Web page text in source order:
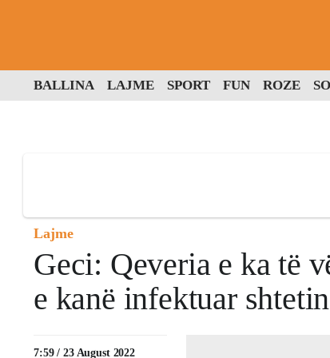
BALLINA LAJME SPORT FUN ROZE
Lajme
Geci: Qeveria e ka të
e kanë infektuar
7:59 / 23 August 2022